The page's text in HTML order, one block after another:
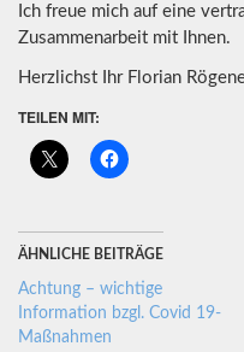
Ich freue mich auf eine
Zusammenarbeit mit Ihnen.
Herzlichst Ihr Florian
TEILEN MIT:
ÄHNLICHE BEITRÄGE
Achtung – wichtige
Information bzgl. Covid 19-
Maßnahmen